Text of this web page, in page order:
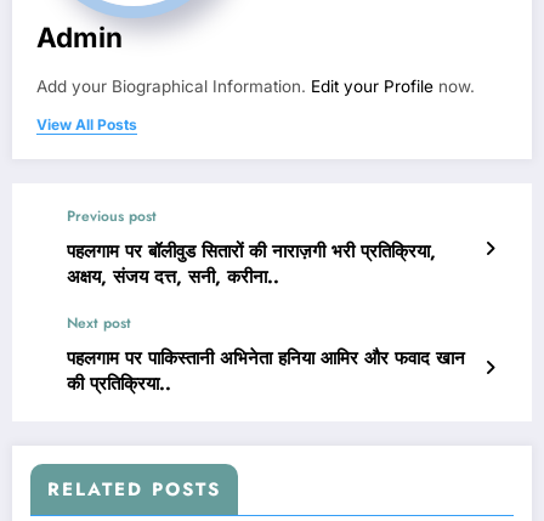
Admin
Add your Biographical Information. Edit your Profile now.
View All Posts
Previous post
पहलगाम पर बॉलीवुड सितारों की नाराज़गी भरी प्रतिक्रिया,
अक्षय, संजय दत्त, सनी, करीना..
Next post
पहलगाम पर पाकिस्तानी अभिनेता हनिया आमिर और फवाद खान
की प्रतिक्रिया..
RELATED POSTS